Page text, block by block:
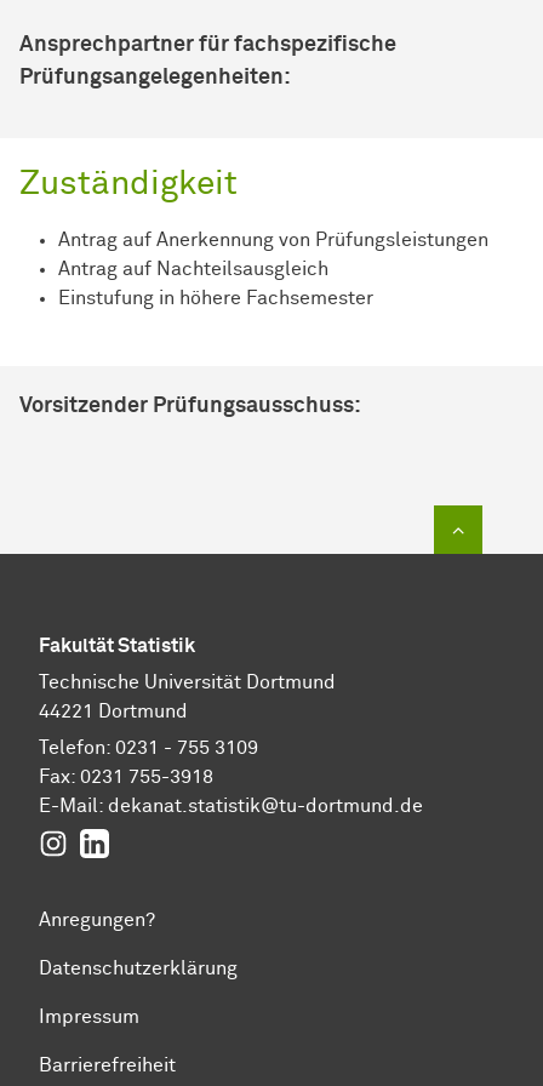
Ansprechpartner für fachspezifische
Prüfungsangelegenheiten:
Zuständigkeit
Antrag auf Anerkennung von Prüfungsleistungen
Antrag auf Nachteilsausgleich
Einstufung in höhere Fachsemester
Vorsitzender Prüfungsausschuss:
Fakultät Statistik
Technische Universität Dortmund
44221 Dortmund
Telefon: 0231 - 755 3109
Fax: 0231 755-3918
E-Mail: dekanat.statistik@tu-dortmund.de
Instagram
Anregungen?
Datenschutzerklärung
Impressum
Barrierefreiheit